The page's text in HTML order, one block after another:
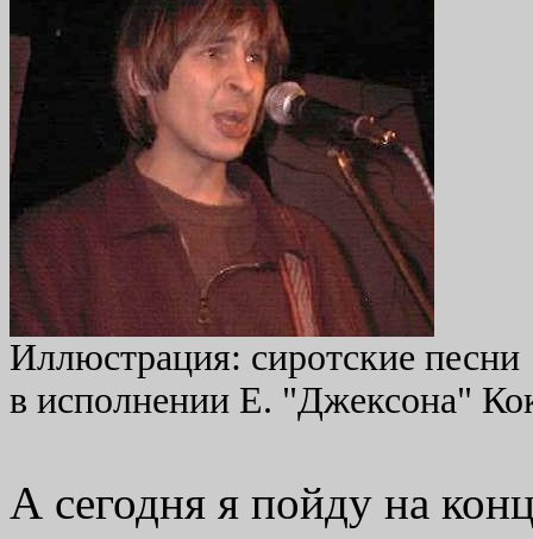
Иллюстрация: сиротские песни
в исполнении Е. "Джексона"
А сегодня я пойду на